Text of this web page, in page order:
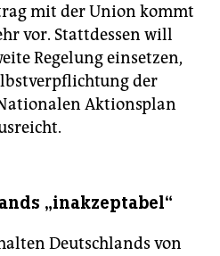
mit der Union kommt
vor. Stattdessen will
Regelung einsetzen,
der
Aktionsplan
„inakzeptabel“
Deutschlands von